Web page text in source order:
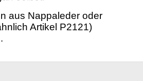
aus Nappaleder oder
Artikel P2121)